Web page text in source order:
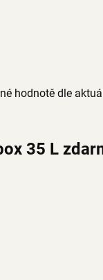
hodnotě dle
35 L